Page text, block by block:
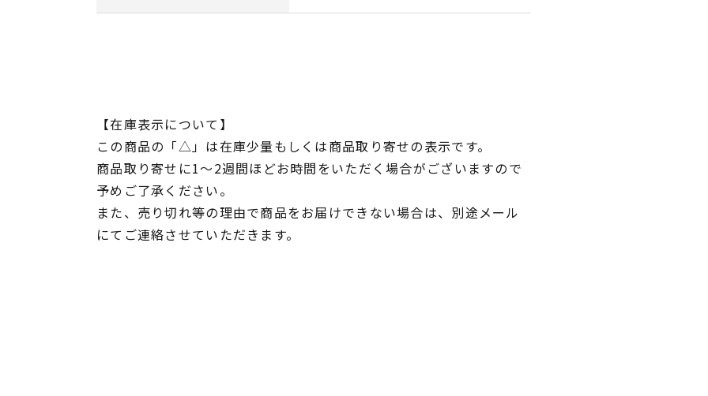
【在庫表示について】
この商品の「△」は在庫少量もしくは商品取り寄せの表示です。
商品取り寄せに1～2週間ほどお時間をいただく場合がございますので
予めご了承ください。
また、売り切れ等の理由で商品をお届けできない場合は、別途メール
にてご連絡させていただきます。